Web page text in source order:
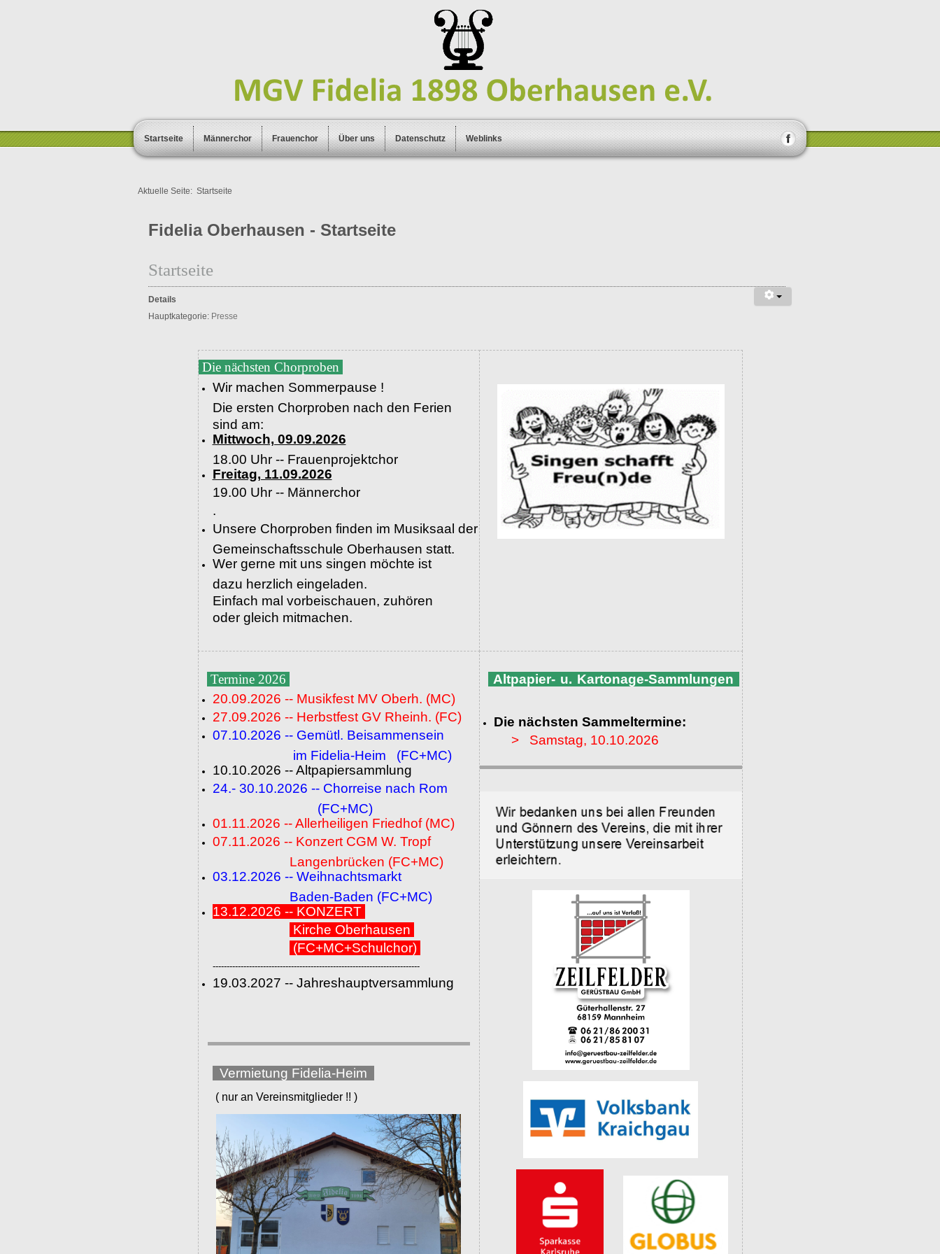
Startseite Männerchor Frauenchor Über uns Datenschutz Weblinks
Aktuelle Seite: Startseite
Fidelia Oberhausen - Startseite
Startseite
Details
Hauptkategorie: Presse
Die nächsten Chorproben
Wir machen Sommerpause !
Die ersten Chorproben nach den Ferien
sind am:
Mittwoch, 09.09.2026
18.00 Uhr -- Frauenprojektchor
Freitag, 11.09.2026
19.00 Uhr -- Männerchor
.
Unsere Chorproben finden im Musiksaal der
Gemeinschaftsschule Oberhausen statt.
Wer gerne mit uns singen möchte ist
dazu herzlich eingeladen.
Einfach mal vorbeischauen, zuhören
oder gleich mitmachen.
Termine 2026
20.09.2026 -- Musikfest MV Oberh. (MC)
27.09.2026 -- Herbstfest GV Rheinh. (FC)
07.10.2026 -- Gemütl. Beisammensein
im Fidelia-Heim (FC+MC)
10.10.2026 -- Altpapiersammlung
24.- 30.10.2026 -- Chorreise nach Rom
(FC+MC)
01.11.2026 -- Allerheiligen Friedhof (MC)
07.11.2026 -- Konzert CGM W. Tropf
Langenbrücken (FC+MC)
03.12.2026 -- Weihnachtsmarkt
Baden-Baden (FC+MC)
13.12.2026 -- KONZERT
Kirche Oberhausen
(FC+MC+Schulchor)
--------------------------------------------------------------------------
19.03.2027 -- Jahreshauptversammlung
Vermietung Fidelia-Heim
( nur an Vereinsmitglieder !! )
Altpapier- u. Kartonage-Sammlungen
Die nächsten Sammeltermine:
> Samstag, 10.10.2026